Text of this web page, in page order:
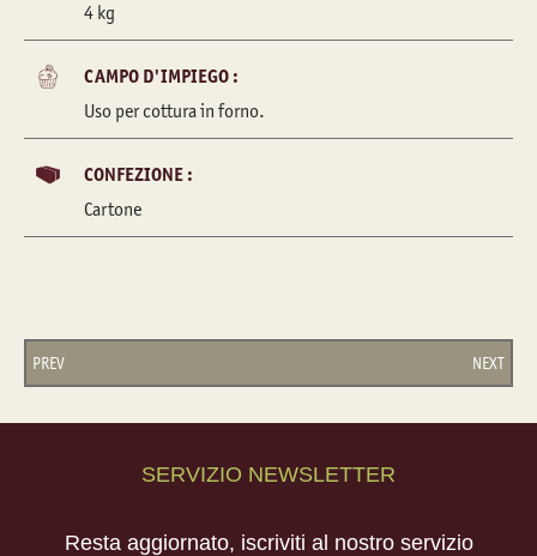
4 kg
CAMPO D'IMPIEGO :
Uso per cottura in forno.
CONFEZIONE :
Cartone
PREV NEXT
SERVIZIO NEWSLETTER
Resta aggiornato, iscriviti al nostro servizio